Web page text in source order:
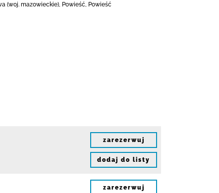
(woj. mazowieckie), Powieść, Powieść
zarezerwuj
dodaj do listy
zarezerwuj